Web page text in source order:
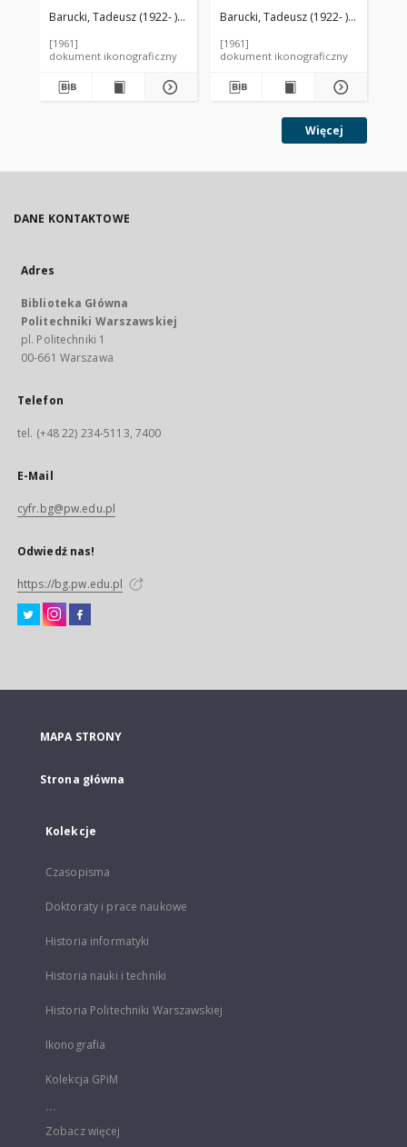
Amsterdam, Niderlandy
Barucki, Tadeusz (1922- ). Fotograf
[1961]
dokument ikonograficzny
Niderlandy
Barucki, Tadeusz (1922- ). Fotograf
[1961]
dokument ikonograficzny
Więcej
DANE KONTAKTOWE
Adres
Biblioteka Główna
Politechniki Warszawskiej
pl. Politechniki 1
00-661 Warszawa
Telefon
tel. (+48 22) 234-5113, 7400
E-Mail
cyfr.bg@pw.edu.pl
Odwiedź nas!
https://bg.pw.edu.pl
MAPA STRONY
Strona główna
Kolekcje
Czasopisma
Doktoraty i prace naukowe
Historia informatyki
Historia nauki i techniki
Historia Politechniki Warszawskiej
Ikonografia
Kolekcja GPiM
...
Zobacz więcej